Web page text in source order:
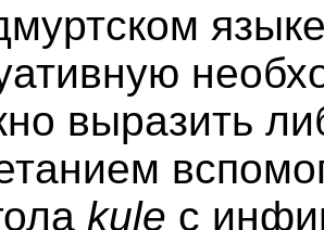
выразить
kule с